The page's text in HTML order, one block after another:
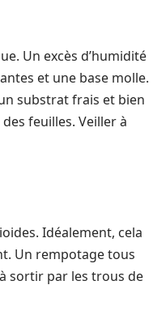
Un excès d’humidité
et une base molle.
substrat frais et bien
feuilles. Veiller à
Idéalement, cela
Un rempotage tous
sortir par les trous de